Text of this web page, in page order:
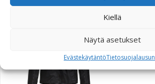
Kiellä
Näytä asetukset
Evästekäytäntö